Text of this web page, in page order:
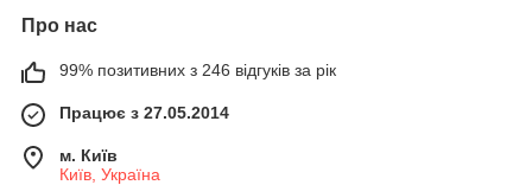
Про нас
99% позитивних з 246 відгуків за рік
Працює з 27.05.2014
м. Київ
Київ, Україна